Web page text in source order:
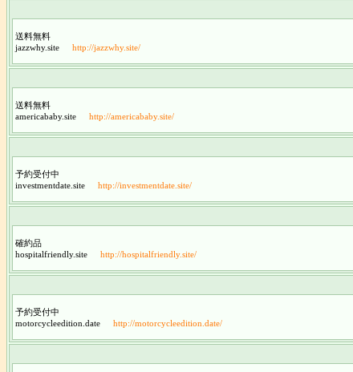
送料無料
jazzwhy.site
http://jazzwhy.site/
送料無料
americababy.site
http://americababy.site/
予約受付中
investmentdate.site
http://investmentdate.site/
確約品
hospitalfriendly.site
http://hospitalfriendly.site/
予約受付中
motorcycleedition.date
http://motorcycleedition.date/